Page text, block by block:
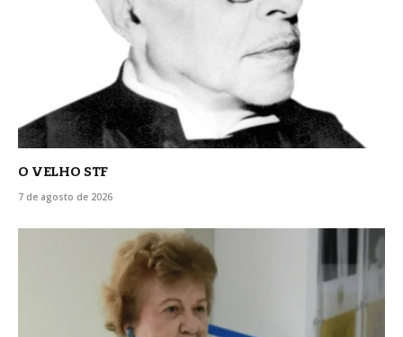
O VELHO STF
7 de agosto de 2026